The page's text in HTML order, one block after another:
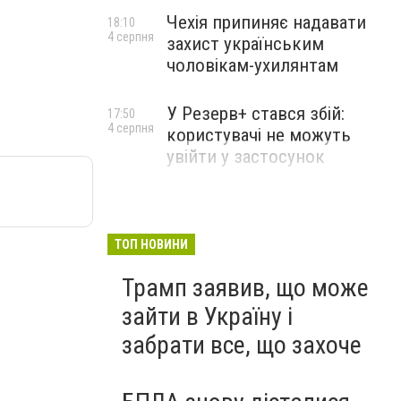
Чехія припиняє надавати
захист українським
чоловікам-ухилянтам
18:10
4 серпня
У Резерв+ стався збій:
користувачі не можуть
увійти у застосунок
17:50
4 серпня
ТОП НОВИНИ
Трамп заявив, що може
зайти в Україну і
забрати все, що захоче